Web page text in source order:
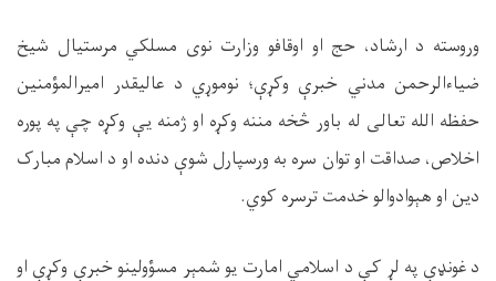
وروسته د ارشاد، حج او اوقافو وزارت نوی مسلکي مرستیال شیخ
ضیاءالرحمن مدني خبرې وکړې؛ نوموړي د عاليقدر امیرالمؤمنین
حفظه الله تعالی له باور څخه مننه وکړه او ژمنه یې وکړه چې په پوره
اخلاص، صداقت او توان سره به ورسپارل شوې دنده او د اسلام مبارک
دین او هېوادوالو خدمت ترسره کوي.
د غونډې په لړ کې د اسلامي امارت یو شمېر مسؤولینو خبرې وکړې او